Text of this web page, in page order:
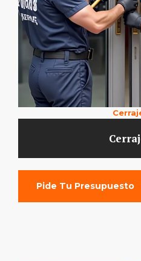
Pide Tu Presupuesto